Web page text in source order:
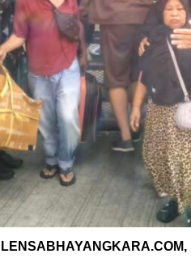
LENSABHAYANGKARA.COM,